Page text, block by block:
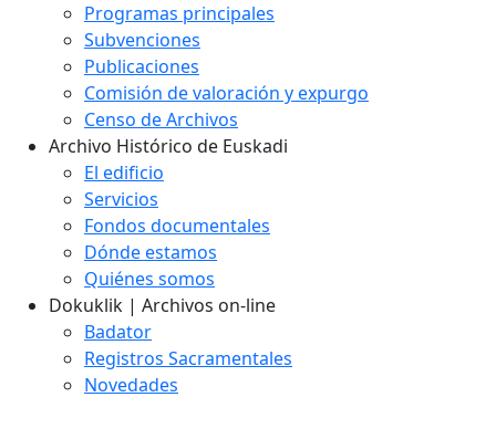
Programas principales
Subvenciones
Publicaciones
Comisión de valoración y expurgo
Censo de Archivos
Archivo Histórico de Euskadi
El edificio
Servicios
Fondos documentales
Dónde estamos
Quiénes somos
Dokuklik | Archivos on-line
Badator
Registros Sacramentales
Novedades